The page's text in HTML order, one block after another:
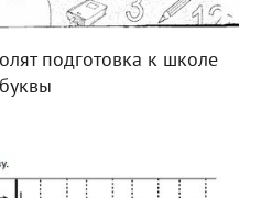
подготовка к школе
буквы